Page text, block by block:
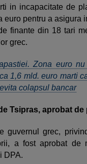
in incapacitate de
euro pentru a asigura
finante din 18 tari
grec.
Zona euro
1,6 mld. euro marti
colapsul bancar
Tsipras, aprobat de
guvernul grec,
a fost aprobat de
DPA.